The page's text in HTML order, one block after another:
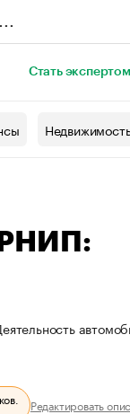
Стать экспертом
Редактировать